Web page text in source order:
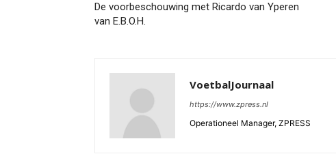
De voorbeschouwing met Ricardo van Yperen
van E.B.O.H.
VoetbalJournaal
https://www.zpress.nl
Operationeel Manager, ZPRESS